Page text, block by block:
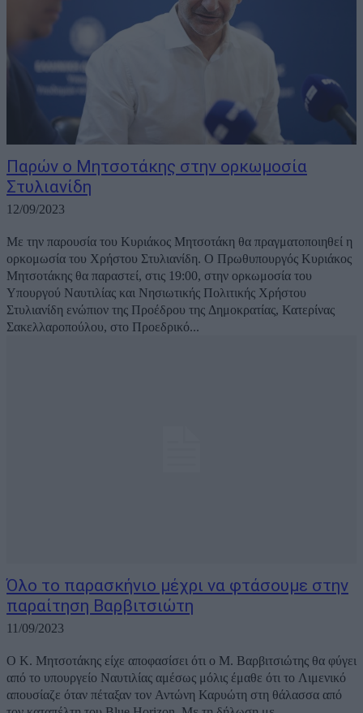
Παρών ο Μητσοτάκης στην ορκωμοσία
Στυλιανίδη
12/09/2023
Με την παρουσία του Κυριάκος Μητσοτάκη θα πραγματοποιηθεί η
ορκομωσία του Χρήστου Στυλιανίδη. Ο Πρωθυπουργός Κυριάκος
Μητσοτάκης θα παραστεί, στις 19:00, στην ορκωμοσία του
Υπουργού Ναυτιλίας και Νησιωτικής Πολιτικής Χρήστου
Στυλιανίδη ενώπιον της Προέδρου της Δημοκρατίας, Κατερίνας
Σακελλαροπούλου, στο Προεδρικό...
Όλο το παρασκήνιο μέχρι να φτάσουμε στην
παραίτηση Βαρβιτσιώτη
11/09/2023
Ο Κ. Μητσοτάκης είχε αποφασίσει ότι ο Μ. Βαρβιτσιώτης θα φύγει
από το υπουργείο Ναυτιλίας αμέσως μόλις έμαθε ότι το Λιμενικό
απουσίαζε όταν πέταξαν τον Αντώνη Καρυώτη στη θάλασσα από